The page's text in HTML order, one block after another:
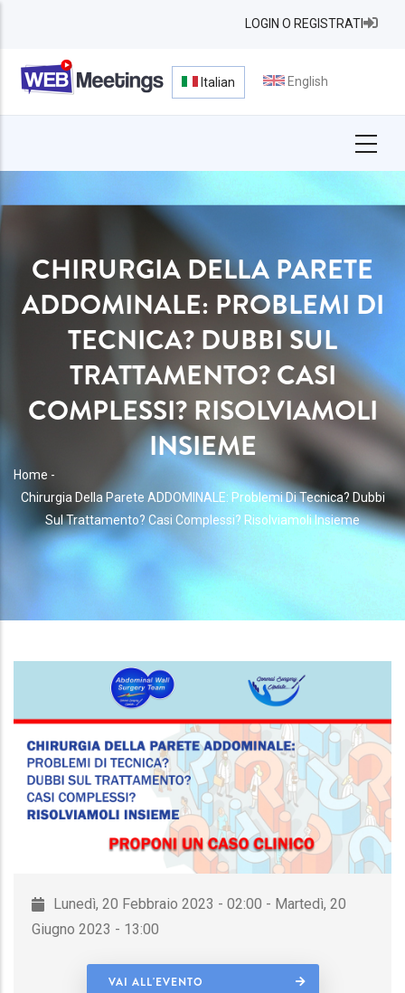
principale
LOGIN O REGISTRATI
Italian English
CHIRURGIA DELLA PARETE
ADDOMINALE: PROBLEMI DI
TECNICA? DUBBI SUL
TRATTAMENTO? CASI
COMPLESSI? RISOLVIAMOLI
INSIEME
BRICIOLE
DI
PANE
Home -
Chirurgia Della Parete ADDOMINALE: Problemi Di Tecnica? Dubbi
Sul Trattamento? Casi Complessi? Risolviamoli Insieme
Lunedì, 20 Febbraio 2023 - 02:00 - Martedì, 20
Giugno 2023 - 13:00
VAI ALL'EVENTO